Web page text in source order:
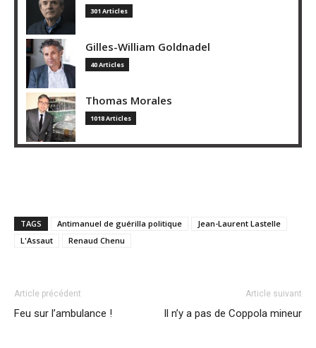
301 Articles
Gilles-William Goldnadel
40 Articles
Thomas Morales
1018 Articles
TAGS Antimanuel de guérilla politique
Jean-Laurent Lastelle
L'Assaut
Renaud Chenu
Article précédent
Feu sur l’ambulance !
Article suivant
Il n’y a pas de Coppola mineur